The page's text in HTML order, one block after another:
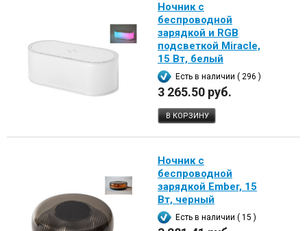
Ночник с
беспроводной
зарядкой и RGB
подсветкой Miracle,
15 Вт, белый
Есть в наличии ( 296 )
3 265.50 руб.
В КОРЗИНУ
Ночник с
беспроводной
зарядкой Ember, 15
Вт, черный
Есть в наличии ( 15 )